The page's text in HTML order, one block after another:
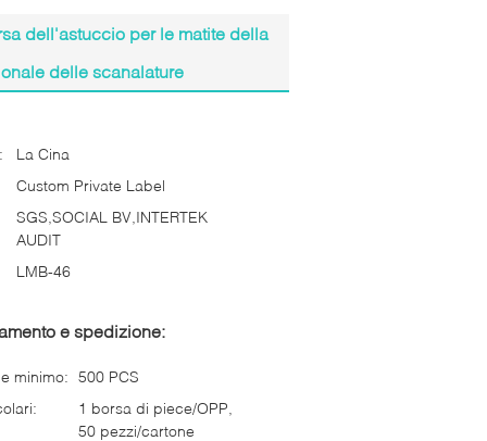
dell'astuccio per le matite della
delle scanalature
La Cina
Custom Private Label
SGS,SOCIAL BV,INTERTEK
AUDIT
LMB-46
e spedizione:
minimo: 500 PCS
1 borsa di piece/OPP,
50 pezzi/cartone